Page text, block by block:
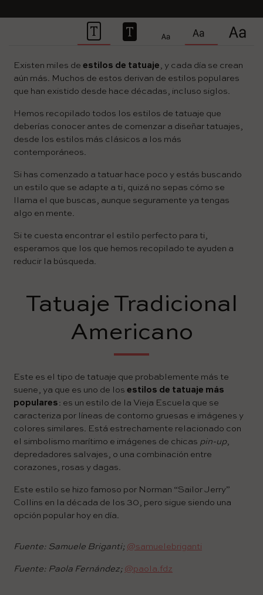
Existen miles de estilos de tatuaje , y cada día se crean
aún más. Muchos de estos derivan de estilos populares
que han existido desde hace décadas, incluso siglos.
Hemos recopilado todos los estilos de tatuaje que
deberías conocer antes de comenzar a diseñar tatuajes,
desde los estilos más clásicos a los más
contemporáneos.
Si has comenzado a tatuar hace poco y estás buscando
un estilo que se adapte a ti, quizá no sepas cómo se
llama el que buscas, aunque seguramente ya tengas
algo en mente.
Si te cuesta encontrar el estilo perfecto para ti,
esperamos que los que hemos recopilado te ayuden a
reducir la búsqueda.
Tatuaje Tradicional
Americano
Este es el tipo de tatuaje que probablemente más te
suene, ya que es uno de los estilos de tatuaje más
populares : es un estilo de la Vieja Escuela que se
caracteriza por líneas de contorno gruesas e imágenes y
colores similares. Está estrechamente relacionado con
el simbolismo marítimo e imágenes de chicas pin-up,
depredadores salvajes, o una combinación entre
corazones, rosas y dagas.
Este estilo se hizo famoso por Norman “Sailor Jerry”
Collins en la década de los 30, pero sigue siendo una
opción popular hoy en día.
Fuente: Samuele Briganti; @samuelebriganti
Fuente: Paola Fernández; @paola.fdz